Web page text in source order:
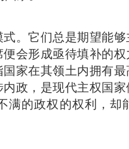
式。它们总是期望能
会形成亟待填补的
家在其领土内拥有
政，是现代主权国
满的政权的权利，却